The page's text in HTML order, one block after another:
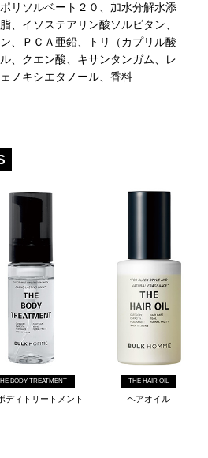
リソルベート２０、加水分解水添
、イソステアリン酸ソルビタン、
、ＰＣＡ亜鉛、トリ（カプリル酸
、クエン酸、キサンタンガム、レ
ノキシエタノール、香料
BODY TREATMENT
ディトリートメント
THE HAIR OIL
ヘアオイル